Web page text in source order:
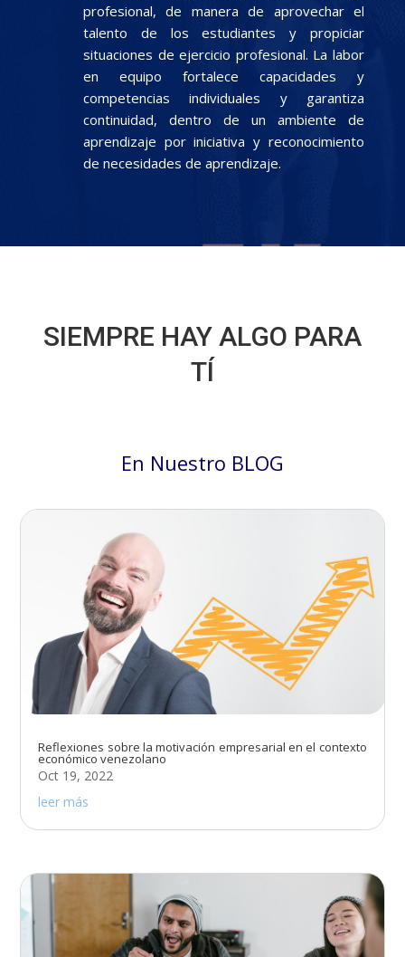
profesional, de manera de aprovechar el
talento de los estudiantes y propiciar
situaciones de ejercicio profesional. La labor
en equipo fortalece capacidades y
competencias individuales y garantiza
continuidad, dentro de un ambiente de
aprendizaje por iniciativa y reconocimiento
de necesidades de aprendizaje.
SIEMPRE HAY ALGO PARA
TÍ
En Nuestro BLOG
Reflexiones sobre la motivación empresarial en el contexto
económico venezolano
Oct 19, 2022
leer más